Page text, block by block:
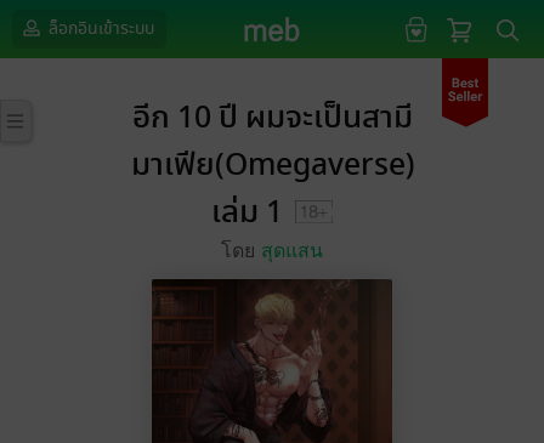
ล็อกอินเข้าระบบ
อีก 10 ปี ผมจะเป็นสามี
มาเฟีย(Omegaverse)
เล่ม 1
โดย สุดแสน